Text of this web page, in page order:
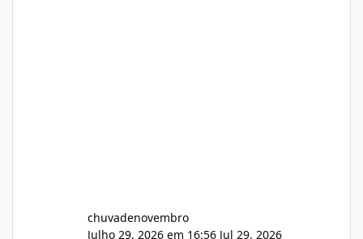
chuvadenovembro
Julho 29, 2026 em 16:56 Jul 29, 2026